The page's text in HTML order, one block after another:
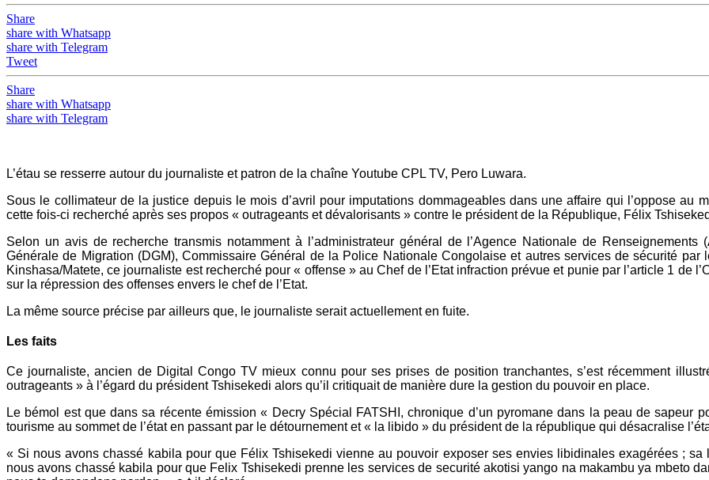
Share
share with Whatsapp
share with Telegram
Tweet
Share
share with Whatsapp
share with Telegram
L’étau se resserre autour du journaliste et patron de la chaîne Youtube CPL TV, Pero Luwara.
Sous le collimateur de la justice depuis le mois d’avril pour imputations dommageables dans une affaire qui l’oppose au
cette fois-ci recherché après ses propos « outrageants et dévalorisants » contre le président de la République, Félix
Selon un avis de recherche transmis notamment à l’administrateur général de l’Agence Nationale de
Générale de Migration (DGM), Commissaire Général de la Police Nationale Congolaise et autres services de sécurité par
Kinshasa/Matete, ce journaliste est recherché pour « offense » au Chef de l’Etat infraction prévue et punie par l’article 1 de
sur la répression des offenses envers le chef de l’Etat.
La même source précise par ailleurs que, le journaliste serait actuellement en fuite.
Les faits
Ce journaliste, ancien de Digital Congo TV mieux connu pour ses prises de position tranchantes, s’est récemment
outrageants » à l’égard du président Tshisekedi alors qu’il critiquait de manière dure la gestion du pouvoir en place.
Le bémol est que dans sa récente émission « Decry Spécial FATSHI, chronique d’un pyromane dans la peau de sapeur
tourisme au sommet de l’état en passant par le détournement et « la libido » du président de la république qui désacralise
« Si nous avons chassé kabila pour que Félix Tshisekedi vienne au pouvoir exposer ses envies libidinales exagérées ;
nous avons chassé kabila pour que Felix Tshisekedi prenne les services de securité akotisi yango na makambu ya mbeto